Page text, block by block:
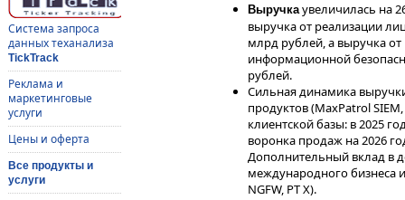
Система запроса
данных теханализа
TickTrack
Реклама и
маркетинговые
услуги
Цены и оферта
Все продукты и
услуги
Выручкаувеличилась на
выручка от реализации
млрд рублей, а выручка от
информационной
рублей.
Сильная динамика
продуктов (MaxPatrol
клиентской базы: в 2025
воронка продаж на 2026
Дополнительный вклад в
международного бизнеса
NGFW, PT X).